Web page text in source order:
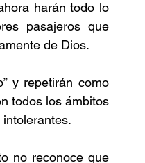
harán todo lo
pasajeros que
de Dios.
y repetirán como
todos los ámbitos
no reconoce que